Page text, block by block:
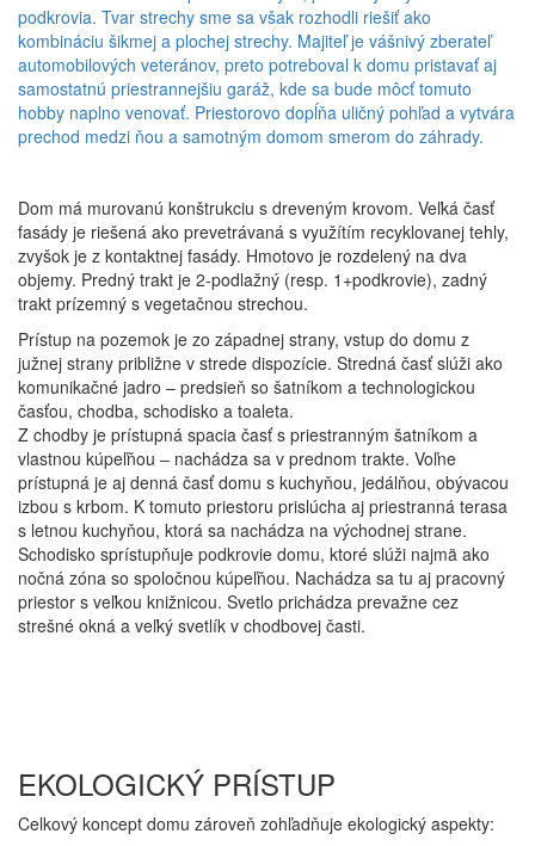
podkrovia. Tvar strechy sme sa však rozhodli riešiť ako
kombináciu šikmej a plochej strechy. Majiteľ je vášnivý zberateľ
automobilových veteránov, preto potreboval k domu pristavať aj
samostatnú priestrannejšiu garáž, kde sa bude môcť tomuto
hobby naplno venovať. Priestorovo dopĺňa uličný pohľad a vytvára
prechod medzi ňou a samotným domom smerom do záhrady.
Dom má murovanú konštrukciu s dreveným krovom. Veľká časť
fasády je riešená ako prevetrávaná s využítím recyklovanej tehly,
zvyšok je z kontaktnej fasády. Hmotovo je rozdelený na dva
objemy. Predný trakt je 2-podlažný (resp. 1+podkrovie), zadný
trakt prízemný s vegetačnou strechou.
Prístup na pozemok je zo západnej strany, vstup do domu z
južnej strany približne v strede dispozície. Stredná časť slúži ako
komunikačné jadro – predsieň so šatníkom a technologickou
časťou, chodba, schodisko a toaleta.
Z chodby je prístupná spacia časť s priestranným šatníkom a
vlastnou kúpeľňou – nachádza sa v prednom trakte. Voľne
prístupná je aj denná časť domu s kuchyňou, jedálňou, obývacou
izbou s krbom. K tomuto priestoru prislúcha aj priestranná terasa
s letnou kuchyňou, ktorá sa nachádza na východnej strane.
Schodisko sprístupňuje podkrovie domu, ktoré slúži najmä ako
nočná zóna so spoločnou kúpeľňou. Nachádza sa tu aj pracovný
priestor s veľkou knižnicou. Svetlo prichádza prevažne cez
strešné okná a veľký svetlík v chodbovej časti.
EKOLOGICKÝ PRÍSTUP
Celkový koncept domu zároveň zohľadňuje ekologický aspekty: